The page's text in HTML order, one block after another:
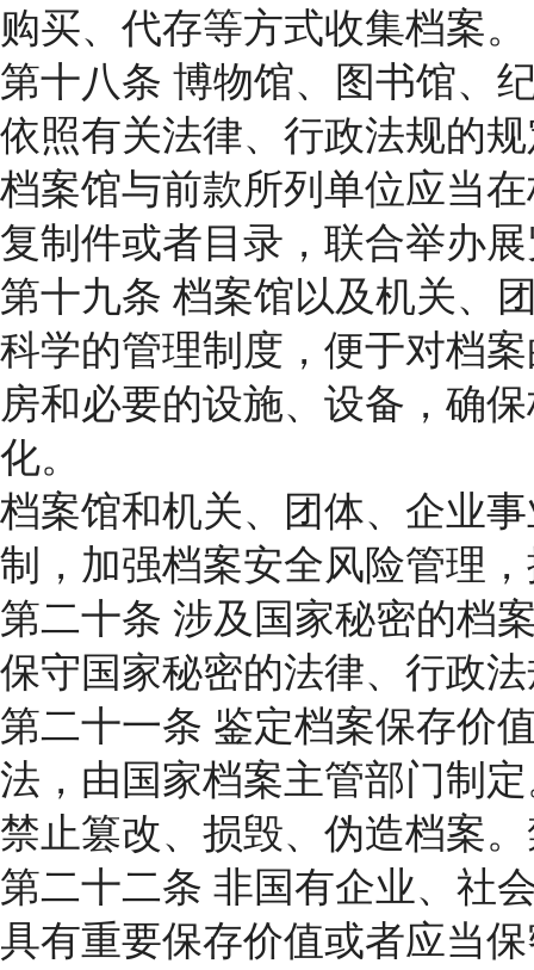
购买、代存等方式收集档案。
第十八条 博物馆、图书馆、
依照有关法律、行政法规的
档案馆与前款所列单位应当
复制件或者目录，联合举办
第十九条 档案馆以及机关、
科学的管理制度，便于对档
房和必要的设施、设备，确
化。
档案馆和机关、团体、企业
制，加强档案安全风险管理
第二十条 涉及国家秘密的档
保守国家秘密的法律、行政
第二十一条 鉴定档案保存价
法，由国家档案主管部门制
禁止篡改、损毁、伪造档案
第二十二条 非国有企业、社
具有重要保存价值或者应当